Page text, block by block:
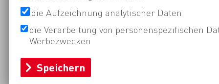
die Aufzeichnung analytischer Daten
die Verarbeitung von personenspezifischen
Werbezwecken
Speichern